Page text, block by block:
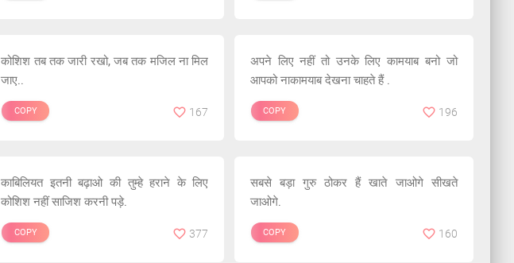
कोशिश तब तक जारी रखो, जब तक मजिल ना मिल
जाए..
COPY 167
अपने लिए नहीं तो उनके लिए कामयाब बनो जो
आपको नाकामयाब देखना चाहते हैं .
COPY 196
काबिलियत इतनी बढ़ाओ की तुम्हे हराने के लिए
कोशिश नहीं साजिश करनी पड़े.
COPY 377
सबसे बड़ा गुरु ठोकर हैं खाते जाओगे सीखते
जाओगे.
COPY 160